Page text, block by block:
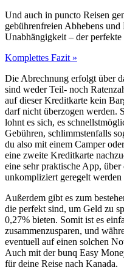
Und auch in puncto Reisen
gebührenfreien Abhebens
Unabhängigkeit – der
Komplettes Fazit »
Die Abrechnung erfolgt über
sind weder Teil- noch
auf dieser Kreditkarte kein
darf nicht überzogen werden.
lohnt es sich, es
Gebühren, schlimmstenfalls
du also mit einem Camper
eine zweite Kreditkarte
eine sehr praktische App,
unkompliziert geregelt werden
Außerdem gibt es zum
die perfekt sind, um Geld zu
0,27% bieten. Somit ist es
zusammenzusparen, und
eventuell auf einen solchen
Auch mit der bunq Easy
für deine Reise nach Kanada.